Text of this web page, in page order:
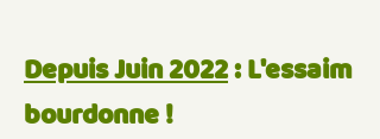
Depuis Juin 2022: L'essaim
bourdonne !